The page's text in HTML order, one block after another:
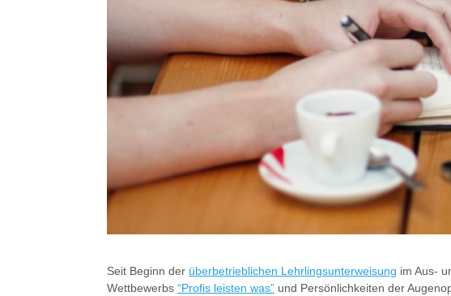
Seit Beginn der überbetrieblichen Lehrlingsunterweisung im Aus-
Wettbewerbs “Profis leisten was” und Persönlichkeiten der